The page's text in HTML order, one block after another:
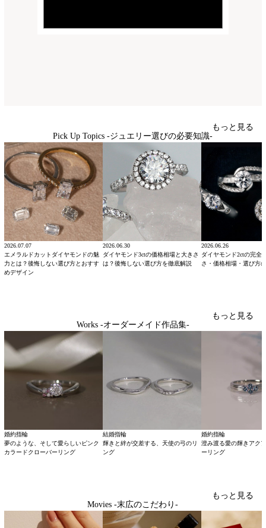
Pick Up Topics -ジュエリー選びの必要知識-
もっと見る
2026.07.07
エメラルドカットダイヤモンドの魅
力とは？後悔しない選び方とおすす
めデザイン
2026.06.30
ダイヤモンド3ctの価格相場と大きさ
は？後悔しない選び方を徹底解説
2026.06.26
ダイヤモンド2ctの完全
さ・価格相場・選び方
Works -オーダーメイド作品集-
もっと見る
婚約指輪
夢のような、そして愛らしいピンク
カラードクローバーリング
結婚指輪
輝きと絆が交差する、天使の弓のリ
ング
婚約指輪
澄み渡る愛の輝きアク
ーリング
Movies -末広のこだわり-
もっと見る